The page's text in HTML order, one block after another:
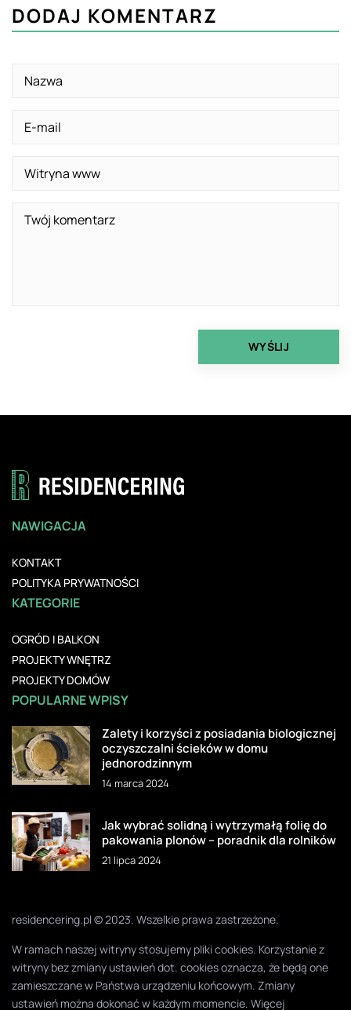
DODAJ KOMENTARZ
NAWIGACJA
KONTAKT
POLITYKA PRYWATNOŚCI
KATEGORIE
OGRÓD I BALKON
PROJEKTY WNĘTRZ
PROJEKTY DOMÓW
POPULARNE WPISY
Zalety i korzyści z posiadania biologicznej
oczyszczalni ścieków w domu
jednorodzinnym
14 marca 2024
Jak wybrać solidną i wytrzymałą folię do
pakowania plonów – poradnik dla rolników
21 lipca 2024
residencering.pl © 2023. Wszelkie prawa zastrzeżone.
W ramach naszej witryny stosujemy pliki cookies. Korzystanie z
witryny bez zmiany ustawień dot. cookies oznacza, że będą one
zamieszczane w Państwa urządzeniu końcowym. Zmiany
ustawień można dokonać w każdym momencie. Więcej